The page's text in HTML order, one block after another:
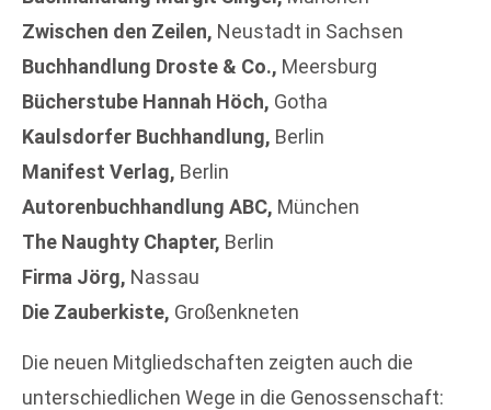
Zwischen den Zeilen, Neustadt in Sachsen
Buchhandlung Droste & Co., Meersburg
Bücherstube Hannah Höch, Gotha
Kaulsdorfer Buchhandlung, Berlin
Manifest Verlag, Berlin
Autorenbuchhandlung ABC, München
The Naughty Chapter, Berlin
Firma Jörg, Nassau
Die Zauberkiste, Großenkneten
Die neuen Mitgliedschaften zeigten auch die
unterschiedlichen Wege in die Genossenschaft: